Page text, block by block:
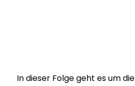
In dieser Folge geht es um